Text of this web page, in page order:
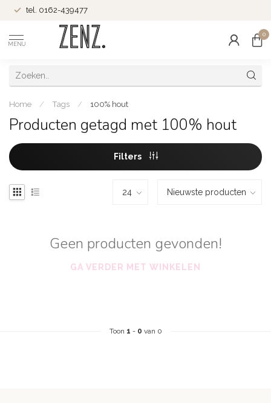
tel. 0162-439477
MENU
0
Home / Tags / 100% hout
Producten getagd met 100% hout
Filters
Geen producten gevonden!
GA VERDER MET WINKELEN
Toon 1 - 0 van 0